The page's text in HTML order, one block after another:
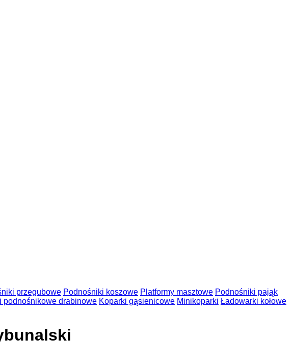
przegubowe Podnośniki koszowe Platformy masztowe Podnośniki pająk
podnośnikowe drabinowe Koparki gąsienicowe Minikoparki Ładowarki kołowe